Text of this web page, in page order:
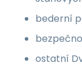
bederní
ostatní